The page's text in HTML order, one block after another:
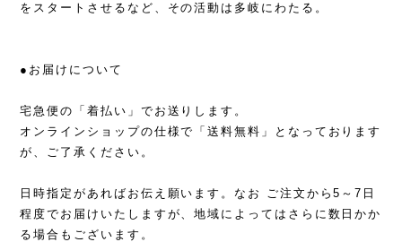
をスタートさせるなど、その活動は多岐にわたる。
●お届けについて
宅急便の「着払い」でお送りします。
オンラインショップの仕様で「送料無料」となっております
が、ご了承ください。
日時指定があればお伝え願います。なお ご注文から5～7日
程度でお届けいたしますが、地域によってはさらに数日かか
る場合もございます。